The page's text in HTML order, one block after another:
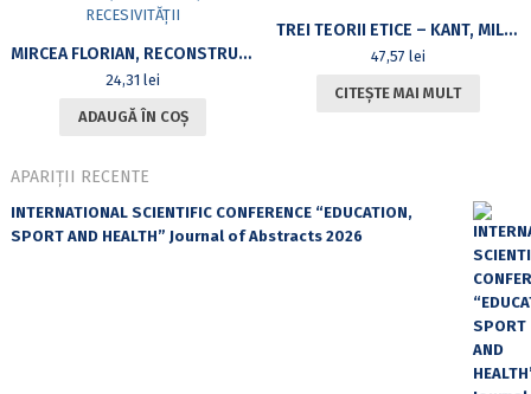
MIRCEA FLORIAN, RECONSTRUCȚIA DATULUI ȘI IDEEA RECESIVITĂȚII
24,31lei
ADAUGĂ ÎN COȘ
TREI TEORII ETICE – KANT, MILL, HARE (CARTE CU CD)
47,57 lei
CITEȘTE MAI MULT
APARIȚII RECENTE
INTERNATIONAL SCIENTIFIC CONFERENCE “EDUCATION,
SPORT AND HEALTH” Journal of Abstracts 2026